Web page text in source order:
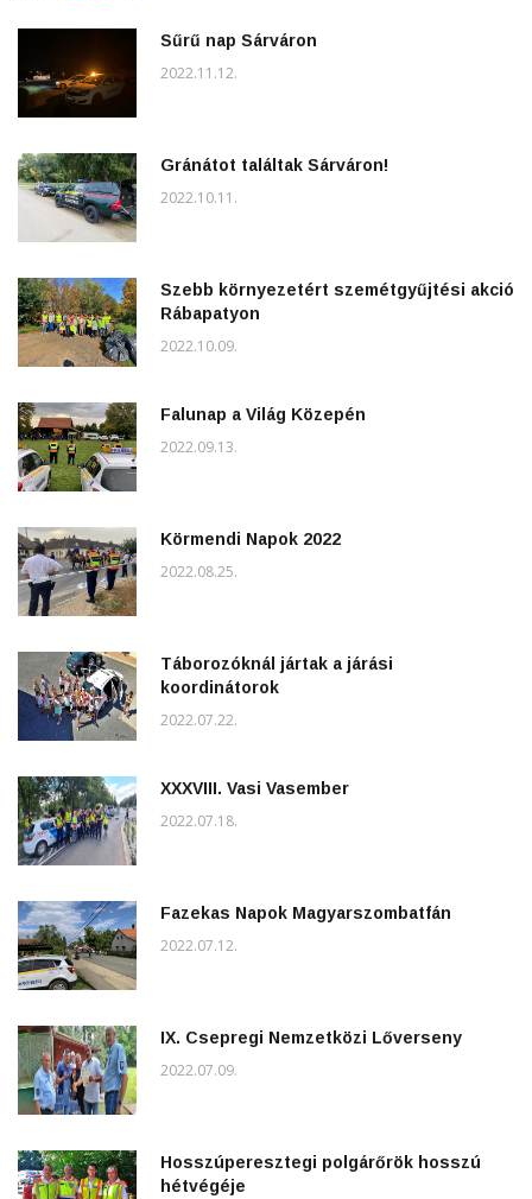
Sűrű nap Sárváron
2022.11.12.
Gránátot találtak Sárváron!
2022.10.11.
Szebb környezetért szemétgyűjtési akció
Rábapatyon
2022.10.09.
Falunap a Világ Közepén
2022.09.13.
Körmendi Napok 2022
2022.08.25.
Táborozóknál jártak a járási
koordinátorok
2022.07.22.
XXXVIII. Vasi Vasember
2022.07.18.
Fazekas Napok Magyarszombatfán
2022.07.12.
IX. Csepregi Nemzetközi Lőverseny
2022.07.09.
Hosszúperesztegi polgárőrök hosszú
hétvégéje